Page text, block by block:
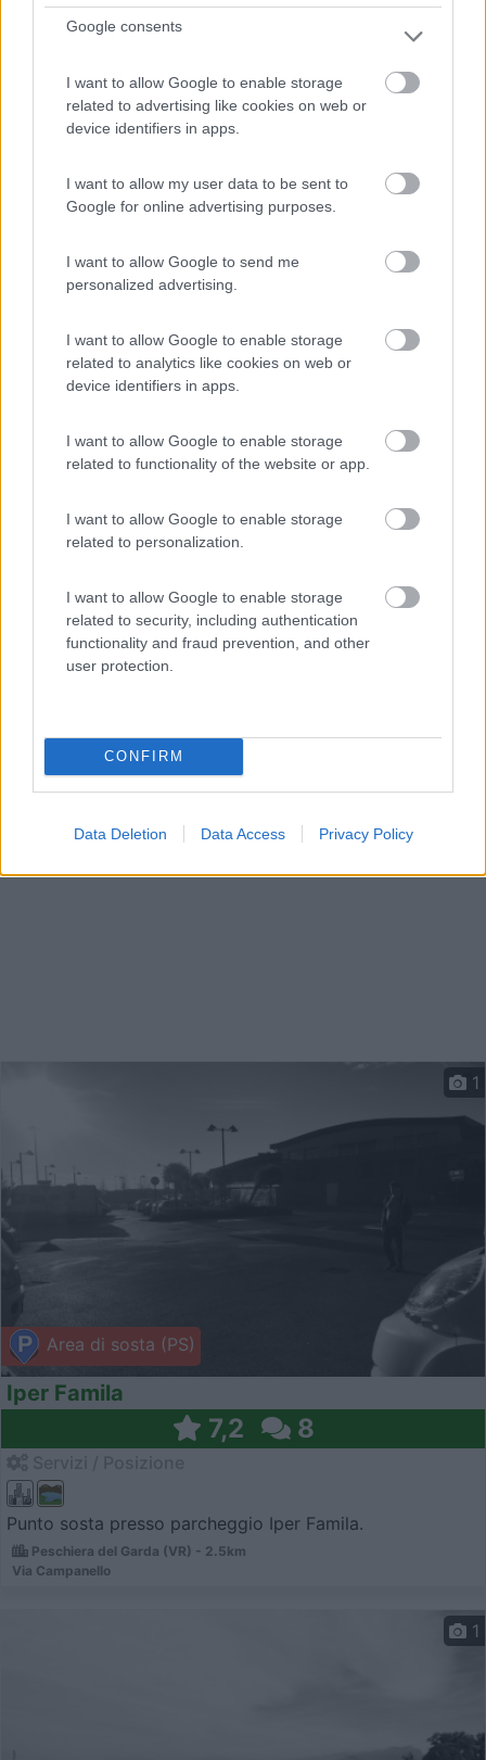
Google consents
I want to allow Google to enable storage
related to advertising like cookies on web or
device identifiers in apps.
I want to allow my user data to be sent to
Google for online advertising purposes.
I want to allow Google to send me
personalized advertising.
I want to allow Google to enable storage
related to analytics like cookies on web or
device identifiers in apps.
I want to allow Google to enable storage
related to functionality of the website or app.
I want to allow Google to enable storage
related to personalization.
I want to allow Google to enable storage
related to security, including authentication
functionality and fraud prevention, and other
user protection.
CONFIRM
Data Deletion Data Access Privacy Policy
Semplice parcheggio diurno per camper davanti
all'entrata...
Agricamping La Vigna
Servizi / Posizione
Area di sosta (PS)
1
Iper Famila
7,2 8
Punto sosta presso parcheggio Iper Famila.
Peschiera del Garda (VR) - 2.5km
Via Campanello
1